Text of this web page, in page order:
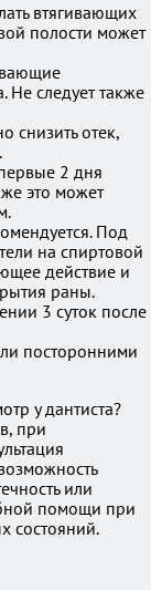
втягивающих
полости может
Не следует также
снизить отек,
2 дня
это может
Под
на спиртовой
действие и
раны.
3 суток после
посторонними
у дантиста?
при
или
помощи при
состояний.